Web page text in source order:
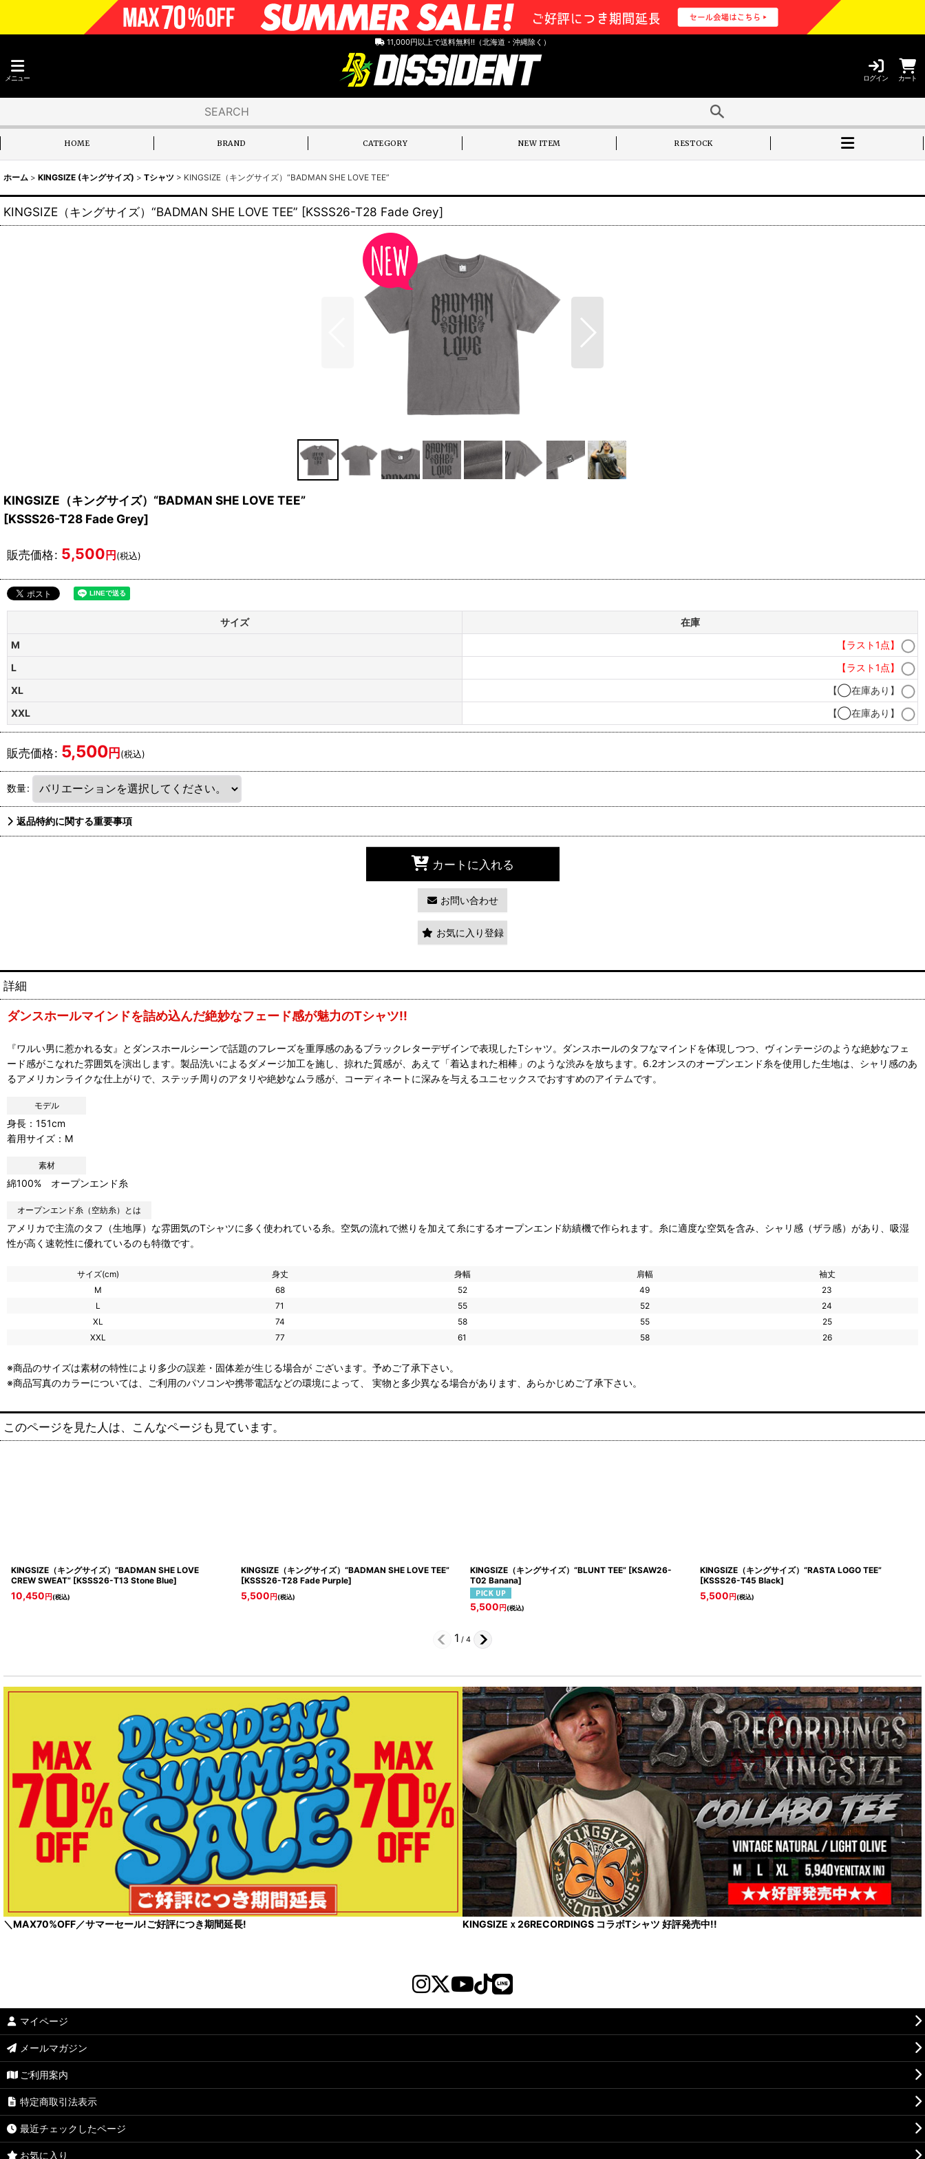
11,000円以上で送料無料!!（北海道・沖縄除く）
メニュー ログイン カート
HOME BRAND CATEGORY NEW ITEM RESTOCK
ホーム > KINGSIZE (キングサイズ) > Tシャツ > KINGSIZE（キングサイズ）“BADMAN SHE LOVE TEE”
KINGSIZE（キングサイズ）“BADMAN SHE LOVE TEE” [KSSS26-T28 Fade Grey]
KINGSIZE（キングサイズ）“BADMAN SHE LOVE TEE”
[KSSS26-T28 Fade Grey]
販売価格: 5,500 円 (税込)
サイズ
在庫
M
【ラスト1点】
L
【ラスト1点】
XL
【◯在庫あり】
XXL
【◯在庫あり】
販売価格: 5,500円(税込)
数量:
返品特約に関する重要事項
カートに入れる
お問い合わせ
お気に入り登録
詳細
ダンスホールマインドを詰め込んだ絶妙なフェード感が魅力のTシャツ!!
『ワルい男に惹かれる女』とダンスホールシーンで話題のフレーズを重厚感のあるブラックレターデザインで表現したTシャツ。ダンスホールのタフなマインドを体現しつつ、ヴィンテージのような絶妙なフェ
ード感がこなれた雰囲気を演出します。製品洗いによるダメージ加工を施し、掠れた質感が、あえて「着込まれた相棒」のような渋みを放ちます。6.2オンスのオープンエンド糸を使用した生地は、シャリ感のあ
るアメリカンライクな仕上がりで、ステッチ周りのアタリや絶妙なムラ感が、コーディネートに深みを与えるユニセックスでおすすめのアイテムです。
モデル
身長：151cm
着用サイズ：M
素材
綿100% オープンエンド糸
オープンエンド糸（空紡糸）とは
アメリカで主流のタフ（生地厚）な雰囲気のTシャツに多く使われている糸。空気の流れで撚りを加えて糸にするオープンエンド紡績機で作られます。糸に適度な空気を含み、シャリ感（ザラ感）があり、吸湿
性が高く速乾性に優れているのも特徴です。
サイズ(cm) 身丈 身幅 肩幅
袖丈
M
68 52 49
23
L
71 55 52
24
XL
74 58 55
25
XXL
77 61 58 26
※商品のサイズは素材の特性により多少の誤差・固体差が生じる場合が ございます。予めご了承下さい。
※商品写真のカラーについては、ご利用のパソコンや携帯電話などの環境によって、 実物と多少異なる場合があります、あらかじめご了承下さい。
このページを見た人は、こんなページも見ています。
KINGSIZE（キングサイズ）“BADMAN SHE LOVE
CREW SWEAT” [KSSS26-T13 Stone Blue]
10,450 円(税込)
KINGSIZE（キングサイズ）“BADMAN SHE LOVE TEE”
[KSSS26-T28 Fade Purple]
5,500 円(税込)
KINGSIZE（キングサイズ）“BLUNT TEE” [KSAW26-
T02 Banana]
5,500 円(税込)
KINGSIZE（キングサイズ）“RASTA LOGO TEE”
[KSSS26-T45 Black]
5,500 円(税込)
1 / 4
＼MAX70%OFF／サマーセール!ご好評につき期間延長! KINGSIZEｘ26RECORDINGS コラボTシャツ 好評発売中!!
マイページ
メールマガジン
ご利用案内
特定商取引法表示
最近チェックしたページ
お気に入り